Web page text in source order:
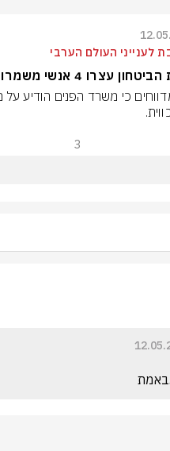
לענייני העולם הערבי
4 אנשי משמרות המהפכה
3